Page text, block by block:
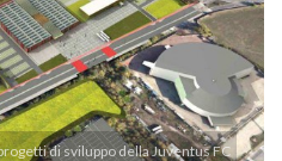
di sviluppo della Juventus FC